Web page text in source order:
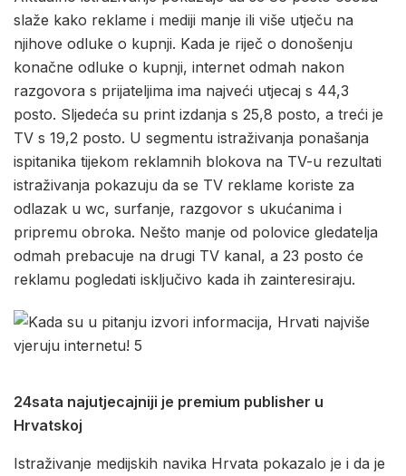
slaže kako reklame i mediji manje ili više utječu na
njihove odluke o kupnji. Kada je riječ o donošenju
konačne odluke o kupnji, internet odmah nakon
razgovora s prijateljima ima najveći utjecaj s 44,3
posto. Sljedeća su print izdanja s 25,8 posto, a treći je
TV s 19,2 posto. U segmentu istraživanja ponašanja
ispitanika tijekom reklamnih blokova na TV-u rezultati
istraživanja pokazuju da se TV reklame koriste za
odlazak u wc, surfanje, razgovor s ukućanima i
pripremu obroka. Nešto manje od polovice gledatelja
odmah prebacuje na drugi TV kanal, a 23 posto će
reklamu pogledati isključivo kada ih zainteresiraju.
24sata najutjecajniji je premium publisher u
Hrvatskoj
Istraživanje medijskih navika Hrvata pokazalo je i da je